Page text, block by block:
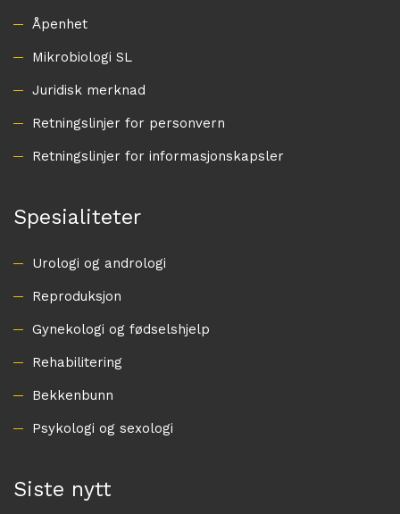
Åpenhet
Mikrobiologi SL
Juridisk merknad
Retningslinjer for personvern
Retningslinjer for informasjonskapsler
Spesialiteter
Urologi og andrologi
Reproduksjon
Gynekologi og fødselshjelp
Rehabilitering
Bekkenbunn
Psykologi og sexologi
Siste nytt